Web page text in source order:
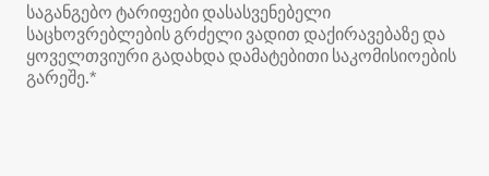
საგანგებო ტარიფები დასასვენებელი
საცხოვრებლების გრძელი ვადით დაქირავებაზე და
ყოველთვიური გადახდა დამატებითი საკომისიოების
გარეშე.*